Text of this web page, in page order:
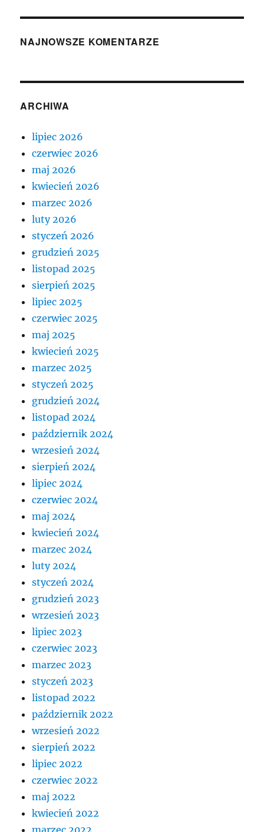
NAJNOWSZE KOMENTARZE
ARCHIWA
lipiec 2026
czerwiec 2026
maj 2026
kwiecień 2026
marzec 2026
luty 2026
styczeń 2026
grudzień 2025
listopad 2025
sierpień 2025
lipiec 2025
czerwiec 2025
maj 2025
kwiecień 2025
marzec 2025
styczeń 2025
grudzień 2024
listopad 2024
październik 2024
wrzesień 2024
sierpień 2024
lipiec 2024
czerwiec 2024
maj 2024
kwiecień 2024
marzec 2024
luty 2024
styczeń 2024
grudzień 2023
wrzesień 2023
lipiec 2023
czerwiec 2023
marzec 2023
styczeń 2023
listopad 2022
październik 2022
wrzesień 2022
sierpień 2022
lipiec 2022
czerwiec 2022
maj 2022
kwiecień 2022